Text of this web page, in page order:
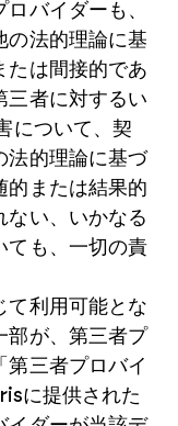
バイダーも、
の法的理論に基
たは間接的であ
三者に対するい
について、契
法的理論に基づ
的または結果的
ない、いかなる
ても、一切の責
て利用可能とな
部が、第三者プ
第三者プロバイ
に提供された